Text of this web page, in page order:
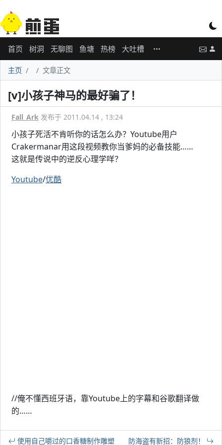
首页 树洞 无聊图 鱼塘 热榜 大吐槽
主页 文章正文
[v]小孩子神马的最好骗了！
Fall_Ark 发布于 2011.04.14 , 13:24
小孩子死活不肯听你的话怎么办？Youtube用户
Crakermanar用这段视频教你当爹妈的必备技能……
这就是传说中的逆反心理学咩？
Youtube/优酷
//俺不懂西班牙语，靠Youtube上的字幕和谷歌翻译做
的……
使用自己嚼过的口香糖制作雕塑 防海盗有新招：防狼剂！